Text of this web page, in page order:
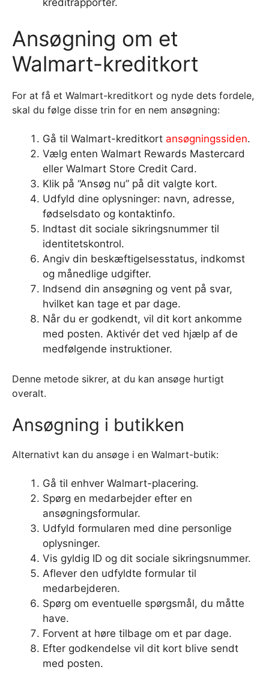
kreditrapporter.
Ansøgning om et
Walmart-kreditkort
For at få et Walmart-kreditkort og nyde dets fordele,
skal du følge disse trin for en nem ansøgning:
Gå til Walmart-kreditkort ansøgningssiden.
Vælg enten Walmart Rewards Mastercard
eller Walmart Store Credit Card.
Klik på “Ansøg nu” på dit valgte kort.
Udfyld dine oplysninger: navn, adresse,
fødselsdato og kontaktinfo.
Indtast dit sociale sikringsnummer til
identitetskontrol.
Angiv din beskæftigelsesstatus, indkomst
og månedlige udgifter.
Indsend din ansøgning og vent på svar,
hvilket kan tage et par dage.
Når du er godkendt, vil dit kort ankomme
med posten. Aktivér det ved hjælp af de
medfølgende instruktioner.
Denne metode sikrer, at du kan ansøge hurtigt
overalt.
Ansøgning i butikken
Alternativt kan du ansøge i en Walmart-butik:
Gå til enhver Walmart-placering.
Spørg en medarbejder efter en
ansøgningsformular.
Udfyld formularen med dine personlige
oplysninger.
Vis gyldig ID og dit sociale sikringsnummer.
Aflever den udfyldte formular til
medarbejderen.
Spørg om eventuelle spørgsmål, du måtte
have.
Forvent at høre tilbage om et par dage.
Efter godkendelse vil dit kort blive sendt
med posten.